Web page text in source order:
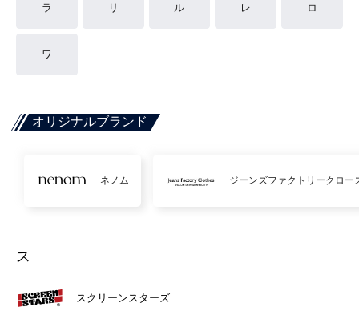
ラ リ ル レ ロ
ワ
オリジナルブランド
ネノム ジーンズファクトリークロー
ス
スクリーンスターズ